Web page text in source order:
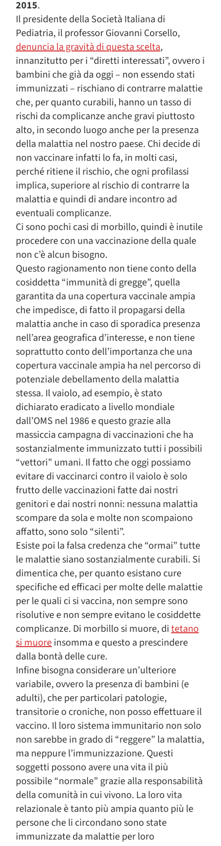
2015.
Il presidente della Società Italiana di
Pediatria, il professor Giovanni Corsello,
denuncia la gravità di questa scelta,
innanzitutto per i “diretti interessati”, ovvero i
bambini che già da oggi – non essendo stati
immunizzati – rischiano di contrarre malattie
che, per quanto curabili, hanno un tasso di
rischi da complicanze anche gravi piuttosto
alto, in secondo luogo anche per la presenza
della malattia nel nostro paese. Chi decide di
non vaccinare infatti lo fa, in molti casi,
perché ritiene il rischio, che ogni profilassi
implica, superiore al rischio di contrarre la
malattia e quindi di andare incontro ad
eventuali complicanze.
Ci sono pochi casi di morbillo, quindi è inutile
procedere con una vaccinazione della quale
non c’è alcun bisogno.
Questo ragionamento non tiene conto della
cosiddetta “immunità di gregge”, quella
garantita da una copertura vaccinale ampia
che impedisce, di fatto il propagarsi della
malattia anche in caso di sporadica presenza
nell’area geografica d’interesse, e non tiene
soprattutto conto dell’importanza che una
copertura vaccinale ampia ha nel percorso di
potenziale debellamento della malattia
stessa. Il vaiolo, ad esempio, è stato
dichiarato eradicato a livello mondiale
dall’OMS nel 1986 e questo grazie alla
massiccia campagna di vaccinazioni che ha
sostanzialmente immunizzato tutti i possibili
“vettori” umani. Il fatto che oggi possiamo
evitare di vaccinarci contro il vaiolo è solo
frutto delle vaccinazioni fatte dai nostri
genitori e dai nostri nonni: nessuna malattia
scompare da sola e molte non scompaiono
affatto, sono solo “silenti”.
Esiste poi la falsa credenza che “ormai” tutte
le malattie siano sostanzialmente curabili. Si
dimentica che, per quanto esistano cure
specifiche ed efficaci per molte delle malattie
per le quali ci si vaccina, non sempre sono
risolutive e non sempre evitano le cosiddette
complicanze. Di morbillo si muore, ditetano
si muoreinsomma e questo a prescindere
dalla bontà delle cure.
Infine bisogna considerare un’ulteriore
variabile, ovvero la presenza di bambini (e
adulti), che per particolari patologie,
transitorie o croniche, non posso effettuare il
vaccino. Il loro sistema immunitario non solo
non sarebbe in grado di “reggere” la malattia,
ma neppure l’immunizzazione. Questi
soggetti possono avere una vita il più
possibile “normale” grazie alla responsabilità
della comunità in cui vivono. La loro vita
relazionale è tanto più ampia quanto più le
persone che li circondano sono state
immunizzate da malattie per loro